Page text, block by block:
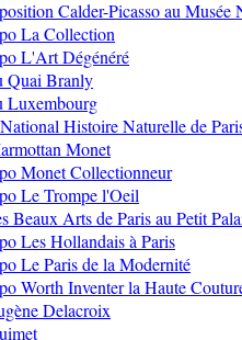
Calder-Picasso au Musée
La Collection
L'Art Dégénéré
Quai Branly
Luxembourg
Histoire Naturelle de
Monet
Monet Collectionneur
Le Trompe l'Oeil
Beaux Arts de Paris au Petit
Les Hollandais à Paris
Le Paris de la Modernité
Worth Inventer la Haute
Delacroix